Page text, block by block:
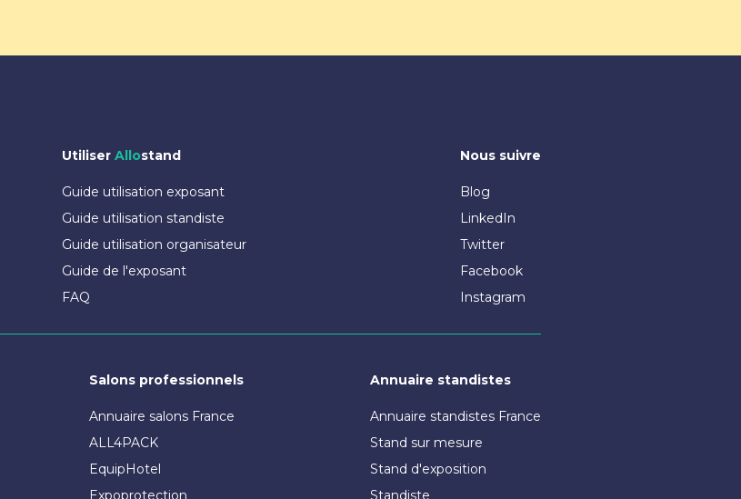
Utiliser Allostand
Guide utilisation exposant
Guide utilisation standiste
Guide utilisation organisateur
Guide de l'exposant
FAQ
Nous suivre
Blog
LinkedIn
Twitter
Facebook
Instagram
Salons professionnels
Annuaire salons France
ALL4PACK
EquipHotel
Expoprotection
Annuaire standistes
Annuaire standistes France
Stand sur mesure
Stand d'exposition
Standiste